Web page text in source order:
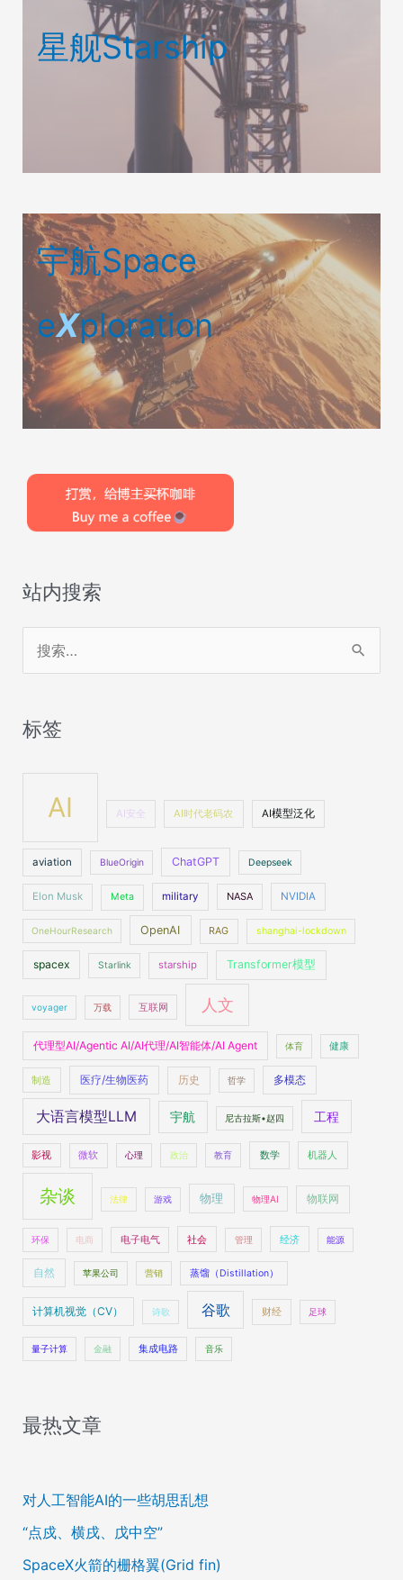
星舰Starship
宇航Space
eXploration
站内搜索
索
标签
AI AI安全 AI时代老码农 AI模型泛化
aviation BlueOrigin ChatGPT Deepseek
Elon Musk Meta military NASA NVIDIA
OneHourResearch OpenAI RAG shanghai-lockdown
spacex Starlink starship Transformer模型
voyager 万载 互联网 人文
代理型AI/Agentic AI/AI代理/AI智能体/AI Agent 体育 健康
制造 医疗/生物医药 历史 哲学 多模态
大语言模型LLM 宇航 尼古拉斯•赵四 工程
影视 微软 心理 政治 教育 数学 机器人
杂谈 法律 游戏 物理 物理AI 物联网
环保 电商 电子电气 社会 管理 经济 能源
自然 苹果公司 营销 蒸馏（Distillation）
计算机视觉（CV） 诗歌 谷歌 财经 足球
量子计算 金融 集成电路 音乐
最热文章
对人工智能AI的一些胡思乱想
“点戍、横戌、戊中空”
SpaceX火箭的栅格翼(Grid fin)